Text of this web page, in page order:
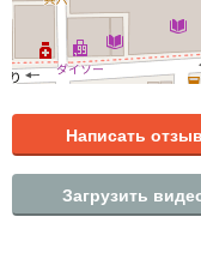
Написать отзыв
Загрузить